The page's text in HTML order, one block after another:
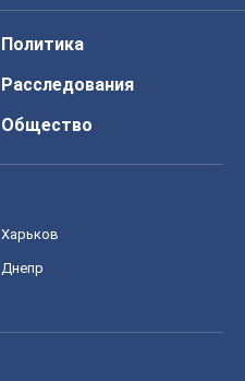
Политика
Расследования
Общество
Харьков
Днепр